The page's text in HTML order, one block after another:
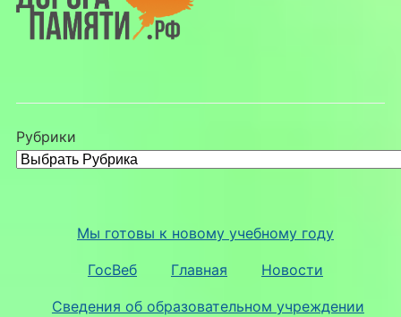
Рубрики
Мы готовы к новому учебному году
ГосВеб Главная Новости
Сведения об образовательном учреждении